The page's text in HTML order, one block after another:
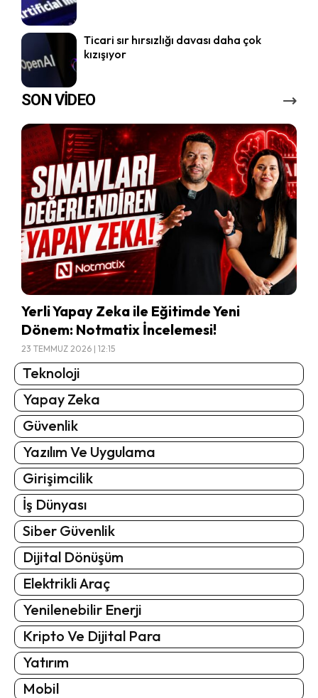
Ticari sır hırsızlığı davası daha çok
kızışıyor
SON VİDEO
Yerli Yapay Zeka ile Eğitimde Yeni
Dönem: Notmatix İncelemesi!
23 TEMMUZ 2026 | 12:15
Teknoloji
Yapay Zeka
Güvenlik
Yazılım Ve Uygulama
Girişimcilik
İş Dünyası
Siber Güvenlik
Dijital Dönüşüm
Elektrikli Araç
Yenilenebilir Enerji
Kripto Ve Dijital Para
Yatırım
Mobil